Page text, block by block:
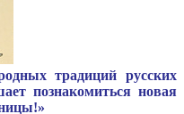
традиций русских
познакомиться новая